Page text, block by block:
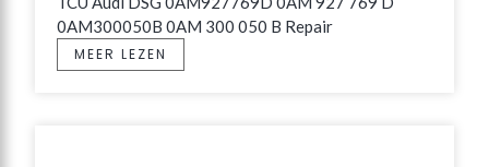
0AM300050B 0AM 300 050 B Repair
MEER LEZEN